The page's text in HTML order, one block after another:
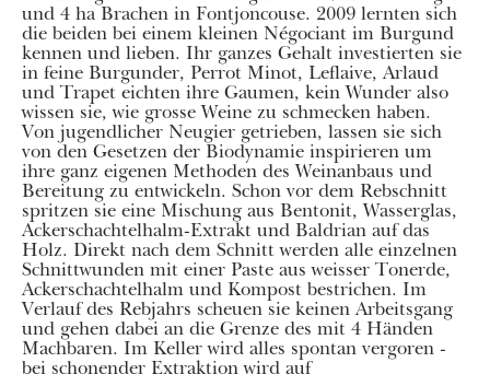
und 4 ha Brachen in Fontjoncouse. 2009 lernten sich
die beiden bei einem kleinen Négociant im Burgund
kennen und lieben. Ihr ganzes Gehalt investierten sie
in feine Burgunder, Perrot Minot, Leflaive, Arlaud
und Trapet eichten ihre Gaumen, kein Wunder also
wissen sie, wie grosse Weine zu schmecken haben.
Von jugendlicher Neugier getrieben, lassen sie sich
von den Gesetzen der Biodynamie inspirieren um
ihre ganz eigenen Methoden des Weinanbaus und
Bereitung zu entwickeln. Schon vor dem Rebschnitt
spritzen sie eine Mischung aus Bentonit, Wasserglas,
Ackerschachtelhalm-Extrakt und Baldrian auf das
Holz. Direkt nach dem Schnitt werden alle einzelnen
Schnittwunden mit einer Paste aus weisser Tonerde,
Ackerschachtelhalm und Kompost bestrichen. Im
Verlauf des Rebjahrs scheuen sie keinen Arbeitsgang
und gehen dabei an die Grenze des mit 4 Händen
Machbaren. Im Keller wird alles spontan vergoren -
bei schonender Extraktion wird auf